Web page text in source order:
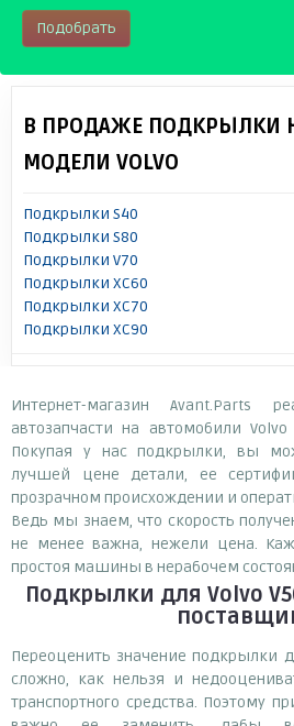
Подобрать
В ПРОДАЖЕ ПОДКРЫЛКИ
МОДЕЛИ VOLVO
Подкрылки S40
Подкрылки S80
Подкрылки V70
Подкрылки XC60
Подкрылки XC70
Подкрылки XC90
Интернет-магазин Avant.Parts
автозапчасти на автомобили
Покупая у нас подкрылки, вы
лучшей цене детали, ее
прозрачном происхождении и
Ведь мы знаем, что скорость
не менее важна, нежели цена.
простоя машины в нерабочем
Подкрылки для Volvo
Переоценить значение подкрылки
сложно, как нельзя и
транспортного средства. Поэтому